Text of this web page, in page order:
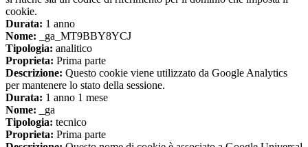
cookie.
Durata: 1 anno
Nome: _ga_MT9BBY8YCJ
Tipologia: analitico
Proprieta: Prima parte
Descrizione: Questo cookie viene utilizzato da Google Analytics
per mantenere lo stato della sessione.
Durata: 1 anno 1 mese
Nome: _ga
Tipologia: tecnico
Proprieta: Prima parte